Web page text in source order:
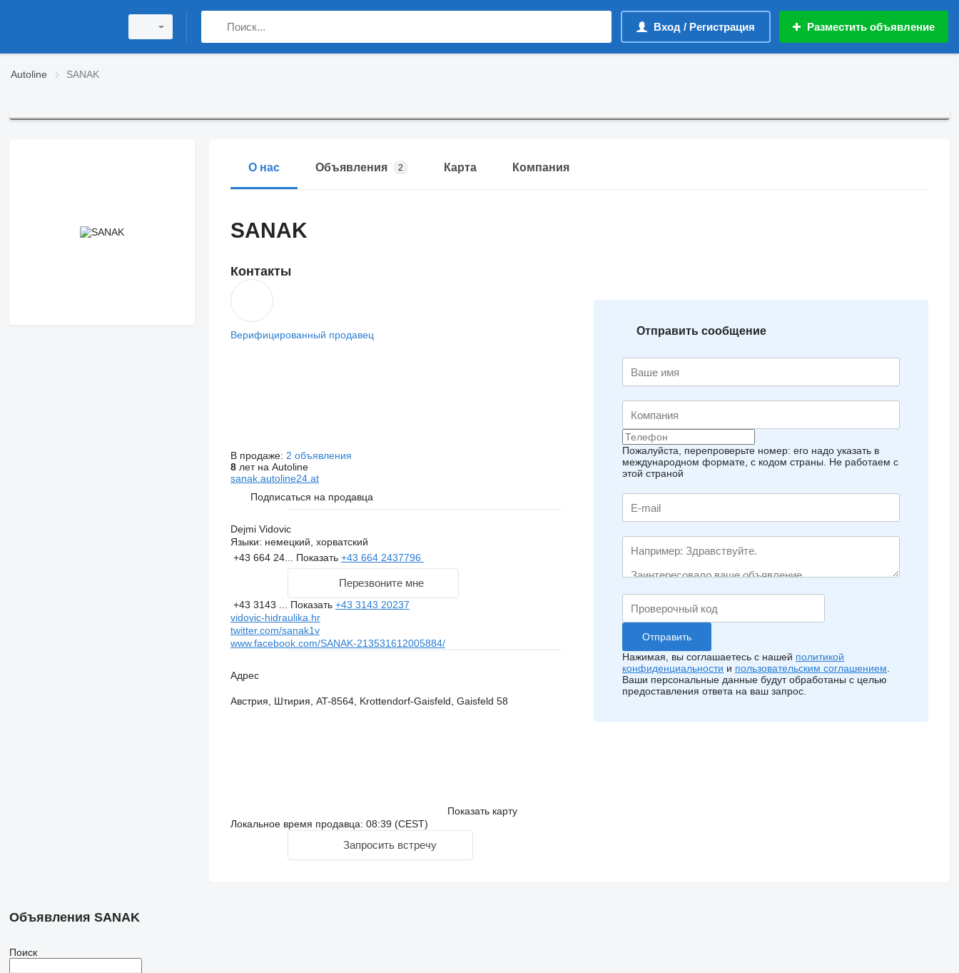
Вход / Регистрация Разместить объявление
Autoline SANAK
О нас Объявления 2 Карта Компания
SANAK
Контакты
Верифицированный продавец
В продаже: 2 объявления
8лет на Autoline
sanak.autoline24.at
Подписаться на продавца
Dejmi Vidovic
Языки: немецкий, хорватский
+43 664 24... Показать +43 664 2437796
Перезвоните мне
+43 3143 ... Показать +43 3143 20237
vidovic-hidraulika.hr
twitter.com/sanak1v
www.facebook.com/SANAK-213531612005884/
Адрес
Австрия, Штирия, AT-8564, Krottendorf-Gaisfeld, Gaisfeld 58
Показать карту
Локальное время продавца: 08:39 (CEST)
Запросить встречу
Отправить сообщение
Пожалуйста, перепроверьте номер: его надо указать в
международном формате, с кодом страны.
Не работаем с
этой страной
Нажимая, вы соглашаетесь с нашей политикой
конфиденциальности и пользовательским соглашением
Ваши персональные данные будут обработаны с целью
предоставления ответа на ваш запрос.
Объявления SANAK
Поиск